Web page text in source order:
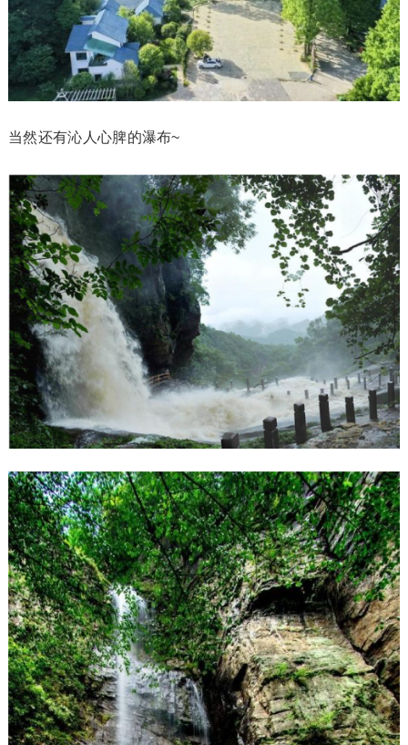
当然还有沁人心脾的瀑布~